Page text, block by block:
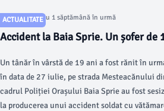
ACTUALITATE
Articol postat cu 1 săptămână în urmă
Accident la Baia Sprie. Un șofer de
Un tânăr în vârstă de 19 ani a fost rănit în
în data de 27 iulie, pe strada Mesteacănului
cadrul Poliției Orașului Baia Sprie au fost
la producerea unui accident soldat cu